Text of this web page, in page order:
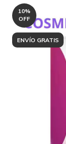
10%
OFF
ENVÍO GRATIS